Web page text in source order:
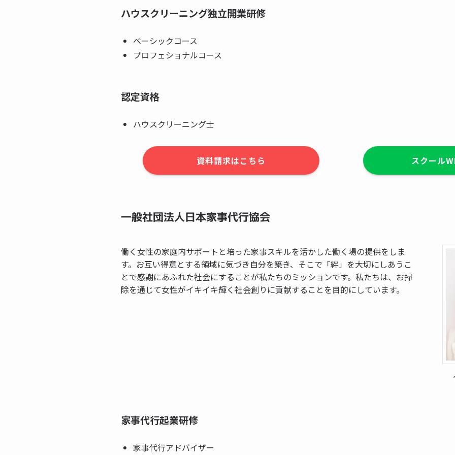
ハウスクリーニング独立開業研修
ベーシックコース
プロフェショナルコース
認定資格
ハウスクリーニング士
資料請求はこちら スクール
一般社団法人日本家事代行協会
働く女性の家庭内サポートと培った家事スキルを活かした働く場の提供をしま
す。お互い得意とする領域に気づき自分を築き、そこで「絆」を大切にしあうこ
とで感謝にあふれた社会にすることが私たちのミッションです。私たちは、お掃
除を通じて女性がイキイキ輝く社会創りに貢献することを目的にしています。
家事代行起業研修
家事代行アドバイザー